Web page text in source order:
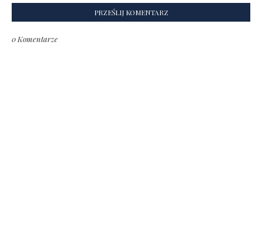
PRZEŚLIJ KOMENTARZ
0 Komentarze